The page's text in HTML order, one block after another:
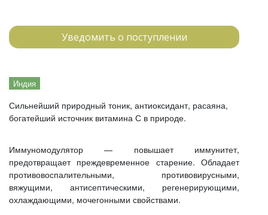
Уведомить о поступлении
Индия
Сильнейший природный тоник, антиоксидант, расаяна,
богатейший источник витамина С в природе.
Иммуномодулятор — повышает иммунитет,
предотвращает преждевременное старение. Обладает
противовоспалительными, противовирусными,
вяжущими, антисептическими, регенерирующими,
охлаждающими, мочегонными свойствами.